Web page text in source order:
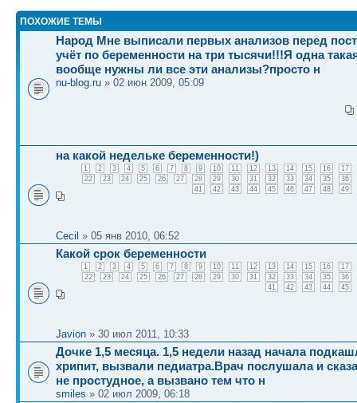
ПОХОЖИЕ ТЕМЫ
Народ Мне выписали первых анализов перед
учёт по беременности на три тысячи!!!Я одна
вообще нужны ли все эти анализы?просто н
nu-blog.ru » 02 июн 2009, 05:09
на какой недельке беременности!)
1 2 3 4 5 6 7 8 9 10 11 12 13 14 15 16
17
22
23 24 25 26 27 28 29 30 31 32 33 34 35
36
41
42 43 44 45 46 47 48 49
Cecil » 05 янв 2010, 06:52
Какой срок беременности
1 2 3 4 5 6 7 8 9 10 11 12 13 14 15 16
17
22
23 24 25 26 27 28 29 30 31 32 33 34 35
36
41
42 43 44 45
Javion » 30 июл 2011, 10:33
Дочке 1,5 месяца. 1,5 недели назад начала
хрипит, вызвали педиатра.Врач послушала и
не простудное, а вызвано тем что н
smiles » 02 июл 2009, 06:18